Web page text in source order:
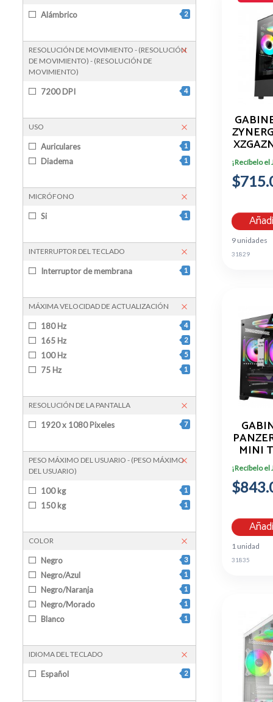
Alámbrico 2
RESOLUCIÓN DE MOVIMIENTO - (RESOLUCIÓN
DE MOVIMIENTO) - (RESOLUCIÓN DE
MOVIMIENTO)
7200 DPI 4
USO
Auriculares 1
Diadema 1
MICRÓFONO
Si 1
INTERRUPTOR DEL TECLADO
Interruptor de membrana 1
MÁXIMA VELOCIDAD DE ACTUALIZACIÓN
180 Hz 4
165 Hz 2
100 Hz 5
75 Hz 1
RESOLUCIÓN DE LA PANTALLA
1920 x 1080 Pixeles 7
PESO MÁXIMO DEL USUARIO - (PESO MÁXIMO
DEL USUARIO)
100 kg 1
150 kg 1
COLOR
Negro 3
Negro/Azul 1
Negro/Naranja 1
Negro/Morado 1
Blanco 1
IDIOMA DEL TECLADO
Español 2
3
¡Recíbelo el
9 unidades
31829
MINI
¡Recíbelo el
1 unidad
31835